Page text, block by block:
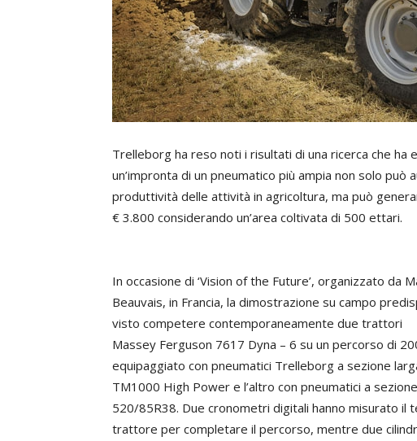
Trelleborg ha reso noti i risultati di una ricerca che ha
un’impronta di un pneumatico più ampia non solo può
produttività delle attività in agricoltura, ma può
€ 3.800 considerando un’area coltivata di 500 ettari.
In occasione di ‘Vision of the Future’, organizzato da
Beauvais, in Francia, la dimostrazione su campo
visto competere contemporaneamente due trattori
Massey Ferguson 7617 Dyna – 6 su un percorso di
equipaggiato con pneumatici Trelleborg a sezione
TM1000 High Power e l’altro con pneumatici a
520/85R38. Due cronometri digitali hanno misurato il
trattore per completare il percorso, mentre due